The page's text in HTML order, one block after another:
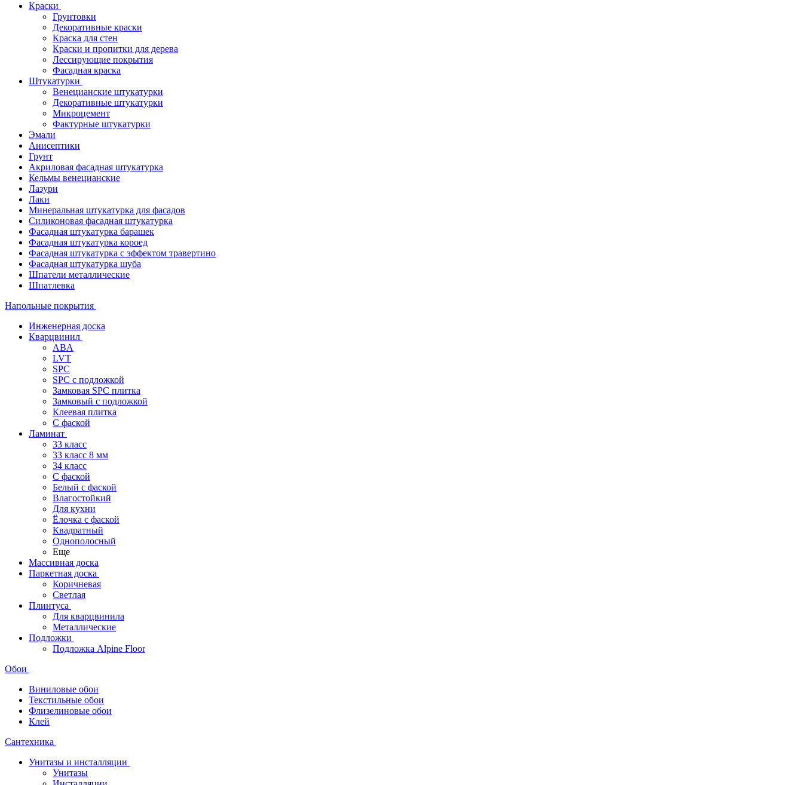
Краски
Грунтовки
Декоративные краски
Краска для стен
Краски и пропитки для дерева
Лессирующие покрытия
Фасадная краска
Штукатурки
Венецианские штукатурки
Декоративные штукатурки
Микроцемент
Фактурные штукатурки
Эмали
Анисептики
Грунт
Акриловая фасадная штукатурка
Кельмы венецианские
Лазури
Лаки
Минеральная штукатурка для фасадов
Силиконовая фасадная штукатурка
Фасадная штукатурка барашек
Фасадная штукатурка короед
Фасадная штукатурка с эффектом травертино
Фасадная штукатурка шуба
Шпатели металлические
Шпатлевка
Напольные покрытия
Инженерная доска
Кварцвинил
ABA
LVT
SPC
SPC с подложкой
Замковая SPC плитка
Замковый с подложкой
Клеевая плитка
С фаской
Ламинат
33 класс
33 класс 8 мм
34 класс
C фаской
Белый с фаской
Влагостойкий
Для кухни
Ёлочка с фаской
Квадратный
Однополосный
Еще
Массивная доска
Паркетная доска
Коричневая
Светлая
Плинтуса
Для кварцвинила
Металлические
Подложки
Подложка Alpine Floor
Обои
Виниловые обои
Текстильные обои
Флизелиновые обои
Клей
Сантехника
Унитазы и инсталляции
Унитазы